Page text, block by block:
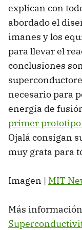
explican con
abordado el
imanes y los
para llevar el
conclusiones
necesario para
energía de
primer prototipo
Ojalá consigan
muy grata para
Imagen | MIT
Más